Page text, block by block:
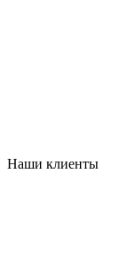
Наши клиенты